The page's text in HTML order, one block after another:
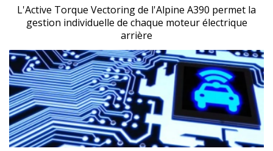
L'Active Torque Vectoring de l'Alpine A390 permet la
gestion individuelle de chaque moteur électrique
arrière